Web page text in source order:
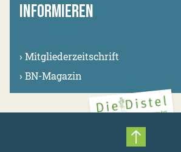
INFORMIEREN
› Mitgliederzeitschrift
› BN-Magazin
Nach